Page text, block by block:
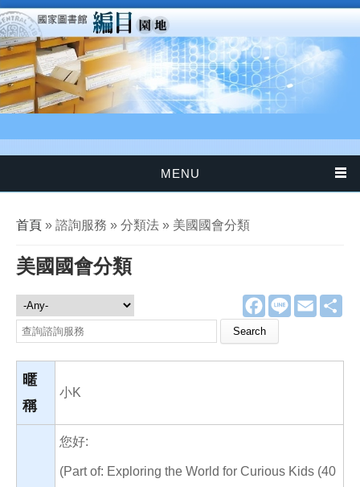
移至主內容
MENU
您在這裡
首頁 » 諮詢服務 » 分類法 » 美國國會分類
美國國會分類
F
a
e
o
L
E
m
諮詢服務
Search this site
暱
稱
小K
您好:
(Part of: Exploring the World for Curious Kids (40